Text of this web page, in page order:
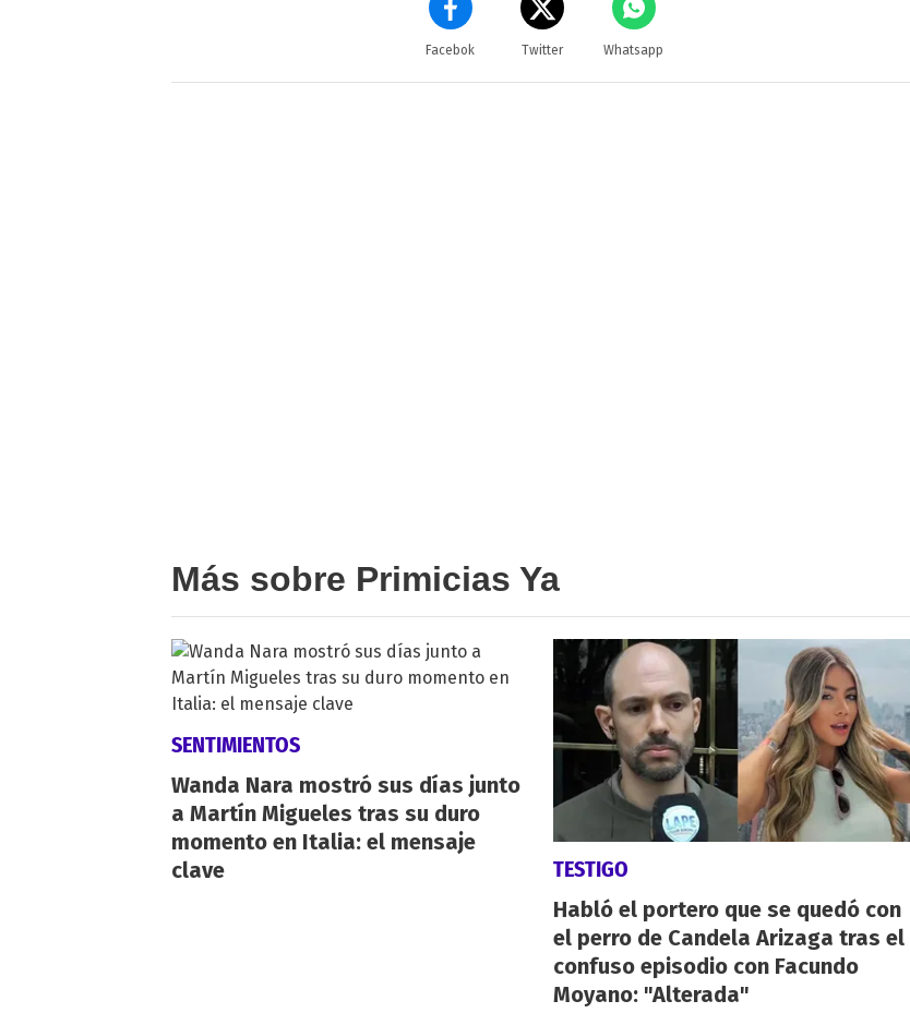
Facebok Twitter Whatsapp
Más sobre Primicias Ya
SENTIMIENTOS
Wanda Nara mostró sus días junto
a Martín Migueles tras su duro
momento en Italia: el mensaje
clave
TESTIGO
Habló el portero que se quedó con
el perro de Candela Arizaga tras el
confuso episodio con Facundo
Moyano: "Alterada"